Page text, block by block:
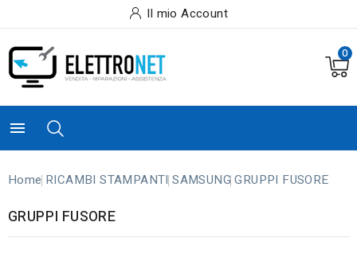
Il mio Account
0

Home RICAMBI STAMPANTI SAMSUNG GRUPPI FUSORE
GRUPPI FUSORE